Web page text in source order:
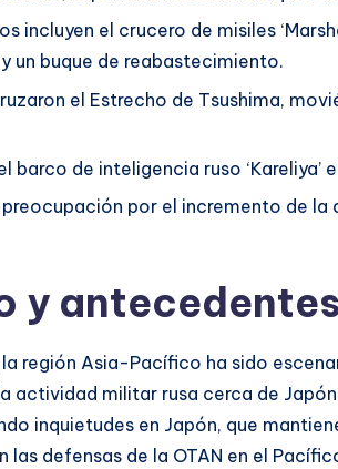
incluyen el crucero de misiles
y un buque de reabastecimiento.
el Estrecho de Tsushima,
barco de inteligencia ruso
preocupación por el incremento de
y antecedentes
la región Asia-Pacífico ha sido
actividad militar rusa cerca de
inquietudes en Japón, que
las defensas de la OTAN en el